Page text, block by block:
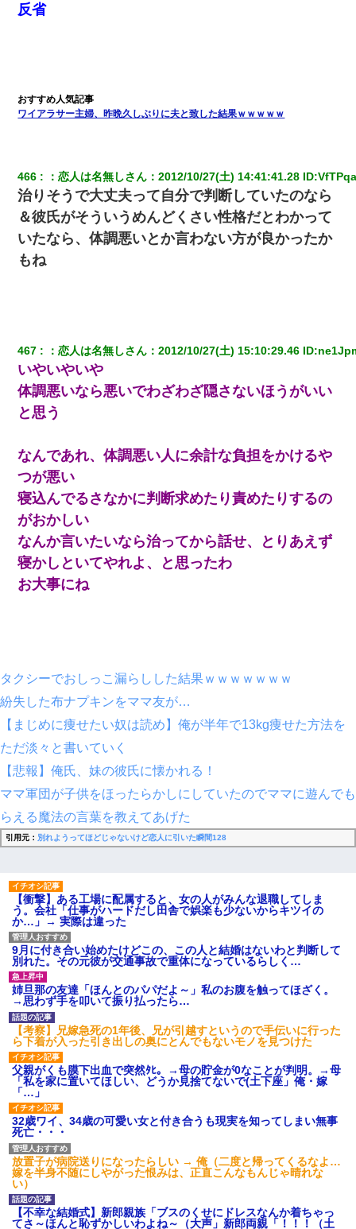
彼氏家「うちは墨入れるのが伝統だから。お前も彫れ」 → 結果…
タあんてな
朝起きたら嫁がいなかった。俺（嫁も嫁実家も電話に出ない…不
安だ）→ 仕事を早退して帰宅すると、嫁と嫁両親と知らない男が
２人・・・
【ワロタ】姉から「肉食系14才、乳丸出し、毛はうっすら生えか
け」というタイトルで画像が送られてきた
私「結婚やめるわ」 婚約者「え？なんでなんで？」 → 放置した
結果…｜生活｜ワロタあんてな
反省
ワイアラサー主婦、昨晩久しぶりに夫と致した結果ｗｗｗｗｗ
466 ：恋人は名無しさん ：2012/10/27(土) 14:41:41.28 ID:
治りそうで大丈夫って自分で判断していたのなら
＆彼氏がそういうめんどくさい性格だとわかって
いたなら、体調悪いとか言わない方が良かったか
もね
467 ：恋人は名無しさん ：2012/10/27(土) 15:10:29.46 ID:
いやいやいや
体調悪いなら悪いでわざわざ隠さないほうがいい
と思う
なんであれ、体調悪い人に余計な負担をかけるや
つが悪い
寝込んでるさなかに判断求めたり責めたりするの
がおかしい
なんか言いたいなら治ってから話せ、とりあえず
寝かしといてやれよ、と思ったわ
お大事にね
タクシーでおしっこ漏らしした結果ｗｗｗｗｗｗｗ
紛失した布ナプキンをママ友が…
【まじめに痩せたい奴は読め】俺が半年で13kg痩せた方法を
ただ淡々と書いていく
【悲報】俺氏、妹の彼氏に懐かれる！
ママ軍団が子供をほったらかしにしていたのでママに遊んでも
らえる魔法の言葉を教えてあげた
引用元： 別れようってほどじゃないけど恋人に引いた瞬間128
【衝撃】ある工場に配属すると、女の人がみんな退職してしま
う。会社「仕事がハードだし田舎で娯楽も少ないからキツイの
か…」→ 実際は違った
9月に付き合い始めたけどこの、この人と結婚はないわと判断して
別れた。その元彼が交通事故で重体になっているらしく…
姉旦那の友達「ほんとのパパだよ～」私のお腹を触ってほざく。
→思わず手を叩いて振り払ったら…
【考察】兄嫁急死の1年後、兄が引越すというので手伝いに行った
ら下着が入った引き出しの奥にとんでもないモノを見つけた
父親がくも膜下出血で突然ﾀﾋ。→母の貯金が0なことが判明。→母
「私を家に置いてほしい、どうか見捨てないで(土下座」俺・嫁
「…」
32歳ワイ、34歳の可愛い女と付き合うも現実を知ってしまい無事
死亡・・・
放置子が病院送りになったらしい → 俺（二度と帰ってくるなよ…
嫁を半身不随にしやがった恨みは、正直こんなもんじゃ晴れな
い）
【不幸な結婚式】新郎親族「ブスのくせにドレスなんか着ちゃっ
てさ～ほんと恥ずかしいわよね～（大声」新郎両親「！！！（土